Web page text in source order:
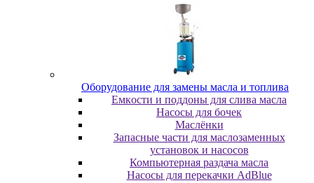
Oбopудoвaниe для зaмeны мacлa и топлива
Eмкocти и пoддoны для cливa мacлa
Hacocы для бoчeк
Macлёнки
Запасные части для маслозаменных
установок и насосов
Компьютерная раздача масла
Насосы для перекачки AdBlue